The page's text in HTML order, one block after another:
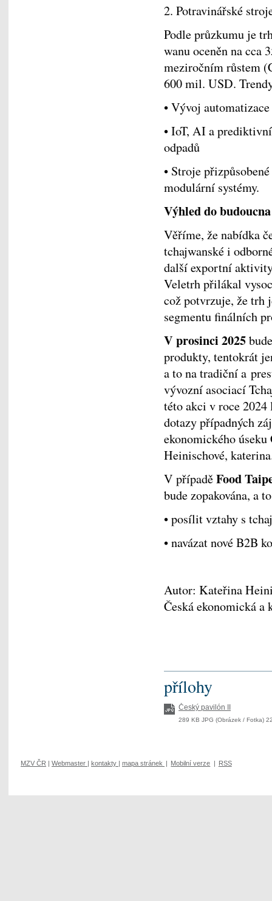
2. Potravinářské
Podle průzkumu je
wanu oceněn na cca
meziročním růstem
600 mil. USD.
• Vývoj
• IoT, AI a
odpadů
• Stroje
modulární systémy.
Výhled do budoucna
Věříme, že nabídka
tchajwanské i
další exportní
Veletrh přilákal
což potvrzuje, že
segmentu finálních
V prosinci 2025
produkty, tentokrát
a to na tradiční a
vývozní asociací
této akci v roce
dotazy případných
ekonomického
Heinischové,
V případěFood
bude zopakována, a
• posílit vztahy s
• navázat nové B2B
Autor: Kateřina
Česká ekonomická
přílohy
Český pavilón II
289 KB JPG (Obrázek / Fotka)
MZV ČR Webmaster kontakty mapa stránek Mobilní verze RSS